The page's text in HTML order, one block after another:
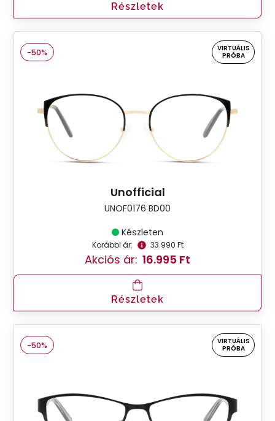
Részletek
-50%
VIRTUÁLIS
PRÓBA
Unofficial
UNOF0176 BD00
Készleten
Korábbi ár: 33.990 Ft
Akciós ár: 16.995 Ft
Részletek
-50%
VIRTUÁLIS
PRÓBA